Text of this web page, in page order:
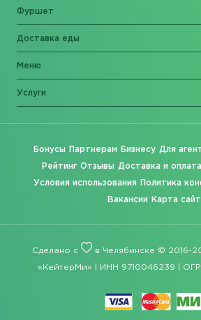
Фуршет
Доставка еды
Меню
Услуги
Бонусы Партнерам Бизнесу Для
Рейтинг Отзывы Доставка и оплата
Условия использования Политика
Вакансии Карта
Сделано с в Челябинске © 2016-
«КейтерМи» | ИНН 9710046239 |